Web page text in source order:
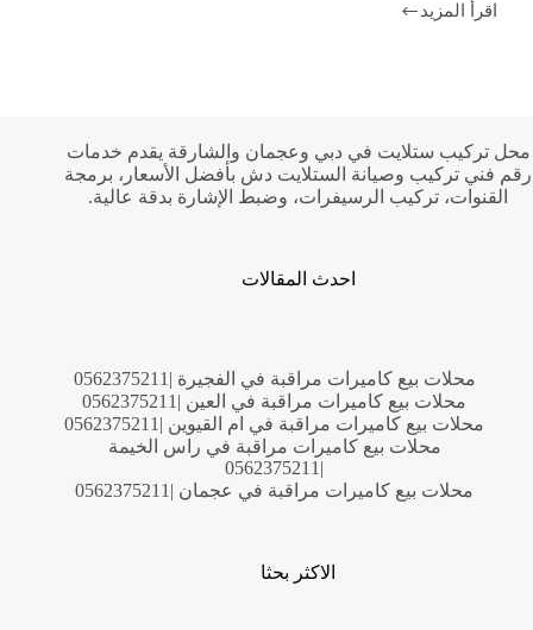
اقرأ المزيد
تكسير
ترميم
مباني
محل تركيب ستلايت في دبي وعجمان والشارقة يقدم خدمات
رقم فني تركيب وصيانة الستلايت دش بأفضل الأسعار، برمجة
القنوات، تركيب الرسيفرات، وضبط الإشارة بدقة عالية.
احدث المقالات
محلات بيع كاميرات مراقبة في الفجيرة |0562375211
محلات بيع كاميرات مراقبة في العين |0562375211
محلات بيع كاميرات مراقبة في ام القيوين |0562375211
محلات بيع كاميرات مراقبة في راس الخيمة
|0562375211
محلات بيع كاميرات مراقبة في عجمان |0562375211
الاكثر بحثا